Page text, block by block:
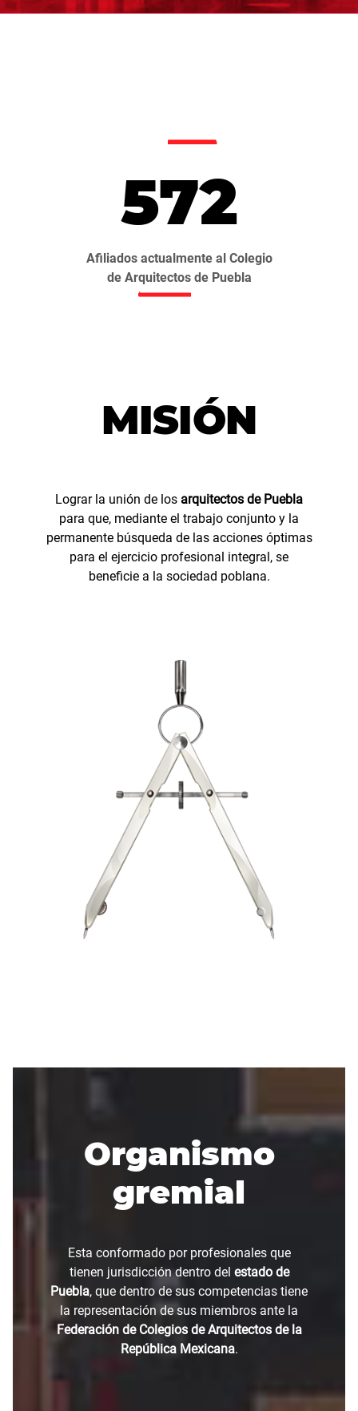
572
Afiliados actualmente al Colegio
de Arquitectos de Puebla
MISIÓN
Lograr la unión de los arquitectos de Puebla
para que, mediante el trabajo conjunto y la
permanente búsqueda de las acciones óptimas
para el ejercicio profesional integral, se
beneficie a la sociedad poblana.
Organismo
gremial
Esta conformado por profesionales que
tienen jurisdicción dentro del estado de
Puebla, que dentro de sus competencias tiene
la representación de sus miembros ante la
Federación de Colegios de Arquitectos de la
República Mexicana.